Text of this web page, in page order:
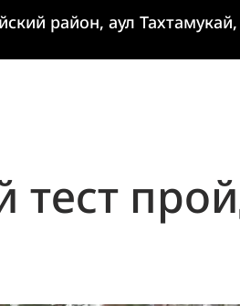
район, аул Тахтамукай,
тест